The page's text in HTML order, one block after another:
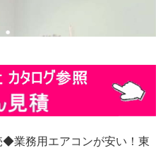
◆業務用エアコンが安い！東